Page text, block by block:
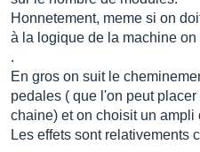
Honnetement, meme si on
à la logique de la machine
.
En gros on suit le
pedales ( que l'on peut
chaine) et on choisit un ampli
Les effets sont relativements